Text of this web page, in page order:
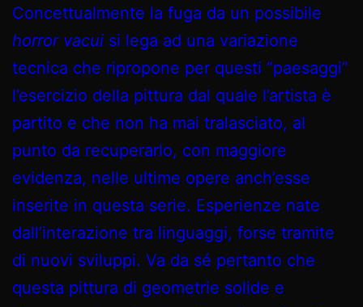
Concettualmente la fuga da un possibile
horror vacui si lega ad una variazione
tecnica che ripropone per questi “paesaggi”
l’esercizio della pittura dal quale l’artista è
partito e che non ha mai tralasciato, al
punto da recuperarlo, con maggiore
evidenza, nelle ultime opere anch’esse
inserite in questa serie. Esperienze nate
dall’interazione tra linguaggi, forse tramite
di nuovi sviluppi. Va da sé pertanto che
questa pittura di geometrie solide e